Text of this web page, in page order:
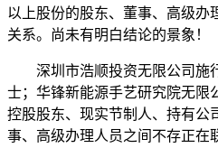
以上股份的股东、董事、高级办
关系。尚未有明白结论的景象！
深圳市浩顺投资无限公司施
士；华锋新能源手艺研究院无限
控股股东、现实节制人、持有公
事、高级办理人员之间不存正在